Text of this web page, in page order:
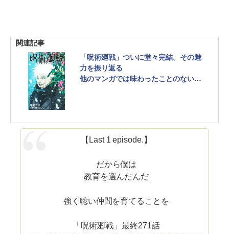
関連記事
「呪術廻戦」ついに堂々完結。その魅
力を振り返る
他のマンガでは味わったことのない、
【Last 1 episode.】
だから僕は
教育を選んだんだ
強く聡い仲間を育てることを
「呪術廻戦」最終271話